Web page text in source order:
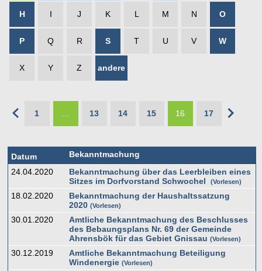
H I J K L M N O
P Q R S T U V W
X Y Z andere
1 13 14 15 16 17
Datum
Bekanntmachung
24.04.2020
Bekanntmachung über das Leerbleiben eines
Sitzes im Dorfvorstand Schwochel
Vorlesen
18.02.2020
Bekanntmachung der Haushaltssatzung
2020
Vorlesen
30.01.2020
Amtliche Bekanntmachung des Beschlusses
des Bebaungsplans Nr. 69 der Gemeinde
Ahrensbök für das Gebiet Gnissau
Vorlesen
30.12.2019
Amtliche Bekanntmachung Beteiligung
Windenergie
Vorlesen